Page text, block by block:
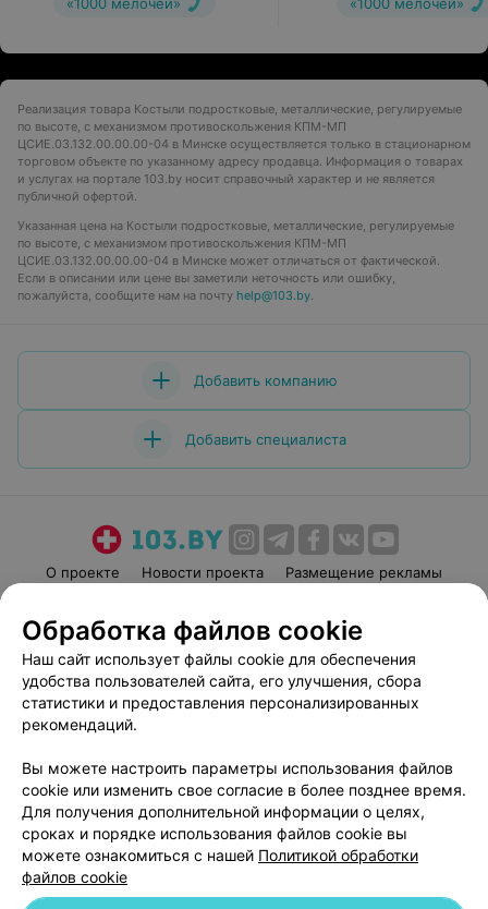
Реализация товара Костыли подростковые, металлические, регулируемые
по высоте, с механизмом противоскольжения КПМ-МП
ЦСИЕ.03.132.00.00.00-04 в Минске осуществляется только в стационарном
торговом объекте по указанному адресу продавца. Информация о товарах
и услугах на портале 103.by носит справочный характер и не является
публичной офертой.
Указанная цена на Костыли подростковые, металлические, регулируемые
по высоте, с механизмом противоскольжения КПМ-МП
ЦСИЕ.03.132.00.00.00-04 в Минске может отличаться от фактической.
Если в описании или цене вы заметили неточность или ошибку,
пожалуйста, сообщите нам на почту help@103.by.
Добавить компанию
Добавить специалиста
О проекте Новости проекта
Размещение рекламы
Пользовательское соглашение
Способы оплаты
Вакансии
Партнеры
Написать руководителю 103.by
Обработка персональных данных
Обработка файлов cookie
Наш сайт использует файлы cookie для обеспечения
удобства пользователей сайта, его улучшения, сбора
статистики и предоставления персонализированных
рекомендаций.
Вы можете настроить параметры использования файлов
cookie или изменить свое согласие в более позднее время.
Для получения дополнительной информации о целях,
сроках и порядке использования файлов cookie вы
можете ознакомиться с нашей Политикой обработки
файлов cookie